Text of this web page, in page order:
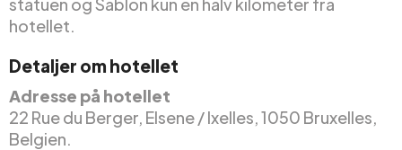
hotellet.
Detaljer om hotellet
Adresse på hotellet
22 Rue du Berger, Elsene / Ixelles, 1050 Bruxelles,
Belgien.